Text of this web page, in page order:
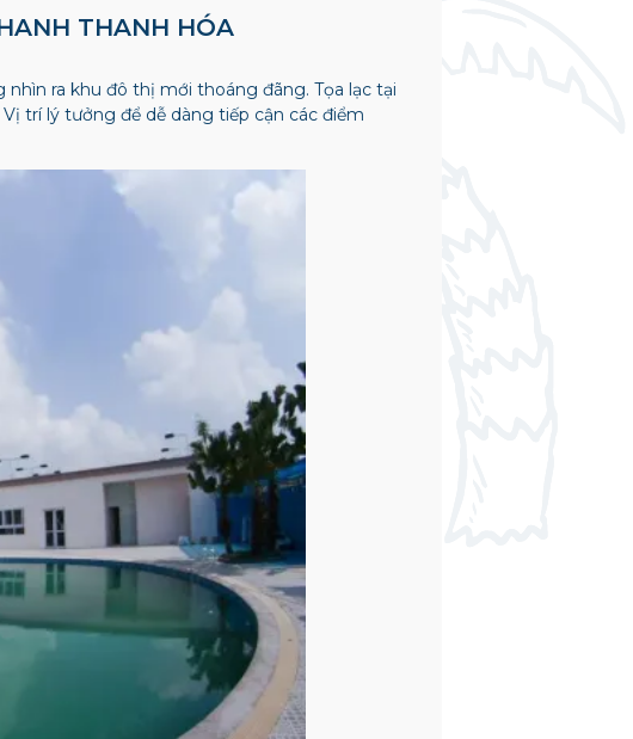
THANH HÓA
ra khu đô thị mới thoáng đãng. Tọa lạc tại
trí lý tưởng để dễ dàng tiếp cận các điểm